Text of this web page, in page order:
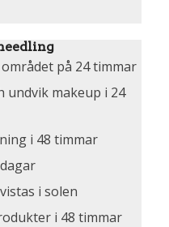
på 24 timmar
undvik makeup i 24
i 48 timmar
i solen
i 48 timmar